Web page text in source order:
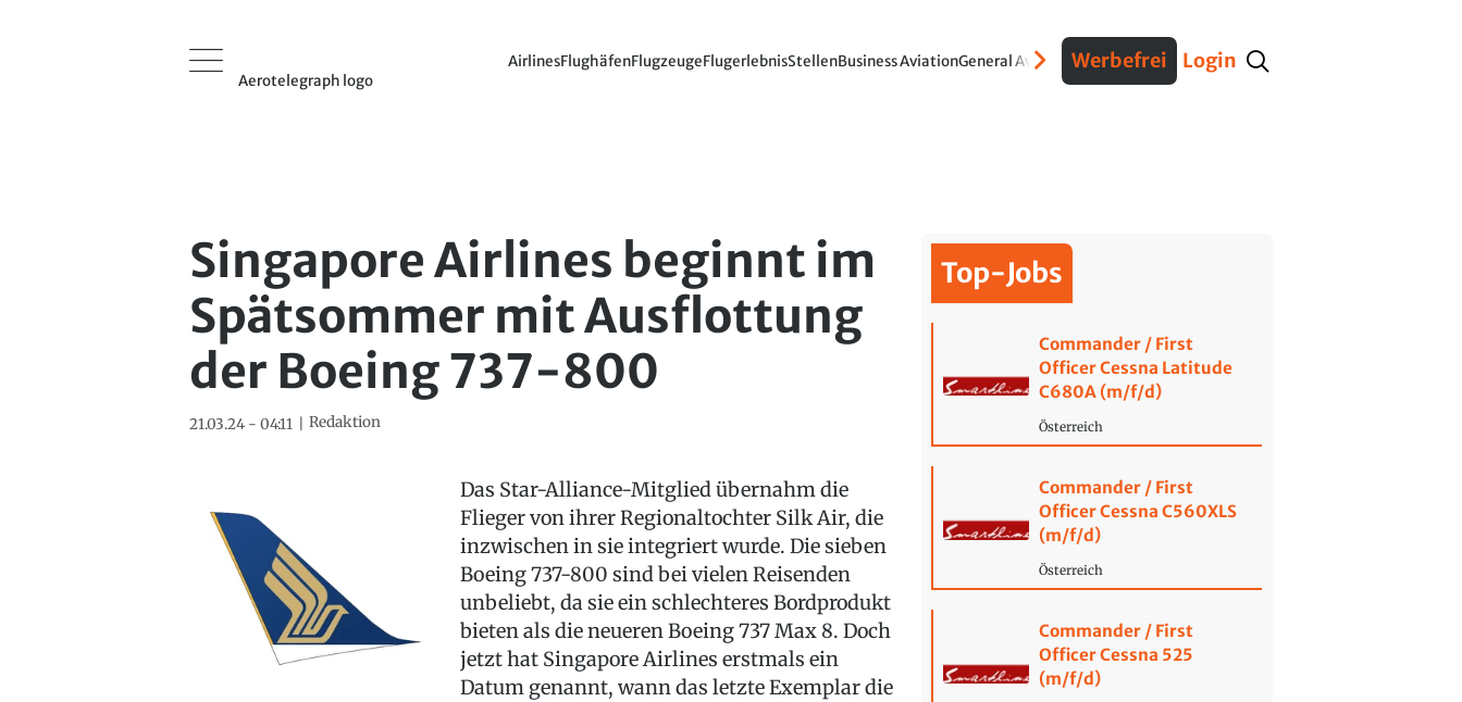
Aerotelegraph logo
AirlinesFlughäfenFlugzeugeFlugerlebnisStellenBusiness AviationGeneral AviationVerteidigungInterviews Fracht
Werbefrei Login
Singapore Airlines beginnt im
Spätsommer mit Ausflottung
der Boeing 737-800
21.03.24 - 04:11 Redaktion
Das Star-Alliance-Mitglied übernahm die
Flieger von ihrer Regionaltochter Silk Air, die
inzwischen in sie integriert wurde. Die sieben
Boeing 737-800 sind bei vielen Reisenden
unbeliebt, da sie ein schlechteres Bordprodukt
bieten als die neueren Boeing 737 Max 8. Doch
jetzt hat Singapore Airlines erstmals ein
Datum genannt, wann das letzte Exemplar die
Top-Jobs
Commander / First
Officer Cessna Latitude
C680A (m/f/d)
Österreich
Commander / First
Officer Cessna C560XLS
(m/f/d)
Österreich
Commander / First
Officer Cessna 525
(m/f/d)